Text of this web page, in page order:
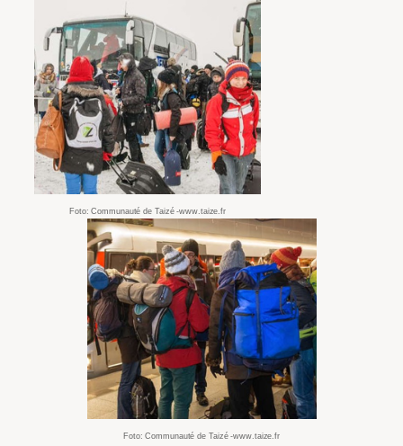
Foto: Communauté de Taizé -www.taize.fr
Foto: Communauté de Taizé -www.taize.fr